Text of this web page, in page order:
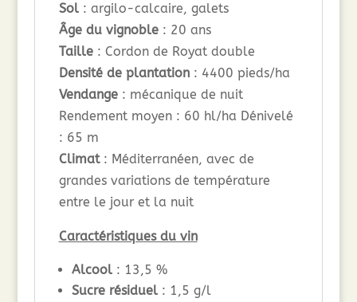
Sol: argilo-calcaire, galets
Âge du vignoble: 20 ans
Taille: Cordon de Royat double
Densité de plantation: 4400 pieds/ha
Vendange: mécanique de nuit
Rendement moyen : 60 hl/ha Dénivelé
: 65 m
Climat: Méditerranéen, avec de
grandes variations de température
entre le jour et la nuit
Caractéristiques du vin
Alcool: 13,5 %
Sucre résiduel: 1,5 g/l